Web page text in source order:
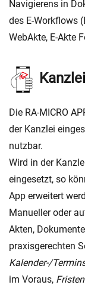
Navigierens in
des E-Workflows
WebAkte, E-Akte
Die RA-MICRO
der Kanzlei
nutzbar.
Wird in der
eingesetzt, so
App erweitert
Manueller oder
Akten,
praxisgerechten
Kalender-/
im Voraus,